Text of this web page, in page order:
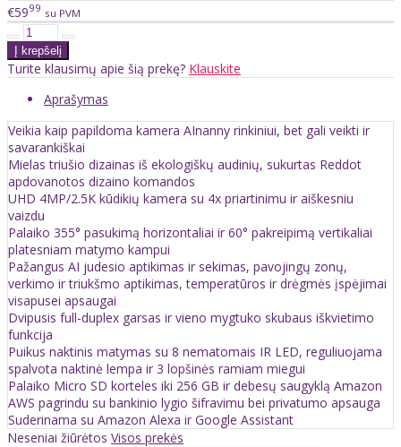
€5999 su PVM
Turite klausimų apie šią prekę? Klauskite
Aprašymas
Veikia kaip papildoma kamera AInanny rinkiniui, bet gali veikti ir
savarankiškai
Mielas triušio dizainas iš ekologiškų audinių, sukurtas Reddot
apdovanotos dizaino komandos
UHD 4MP/2.5K kūdikių kamera su 4x priartinimu ir aiškesniu
vaizdu
Palaiko 355° pasukimą horizontaliai ir 60° pakreipimą vertikaliai
platesniam matymo kampui
Pažangus AI judesio aptikimas ir sekimas, pavojingų zonų,
verkimo ir triukšmo aptikimas, temperatūros ir drėgmės įspėjimai
visapusei apsaugai
Dvipusis full-duplex garsas ir vieno mygtuko skubaus iškvietimo
funkcija
Puikus naktinis matymas su 8 nematomais IR LED, reguliuojama
spalvota naktinė lempa ir 3 lopšinės ramiam miegui
Palaiko Micro SD korteles iki 256 GB ir debesų saugyklą Amazon
AWS pagrindu su bankinio lygio šifravimu bei privatumo apsauga
Suderinama su Amazon Alexa ir Google Assistant
Neseniai žiūrėtos Visos prekės